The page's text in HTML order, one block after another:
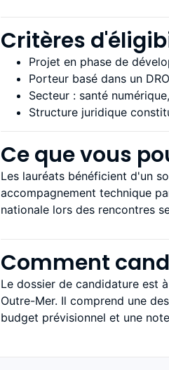
Critères
Projet en phase de
Porteur basé dans un
Secteur : santé
Structure juridique
Ce que vous
Les lauréats bénéficient d'un
accompagnement technique
nationale lors des rencontres
Comment
Le dossier de candidature est
Outre-Mer. Il comprend une
budget prévisionnel et une